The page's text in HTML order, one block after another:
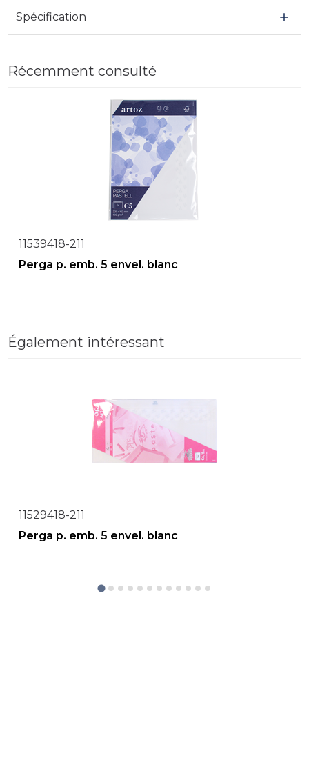
Spécification
Récemment consulté
11539418-211
Perga p. emb. 5 envel. blanc
Également intéressant
11529418-211
Perga p. emb. 5 envel. blanc